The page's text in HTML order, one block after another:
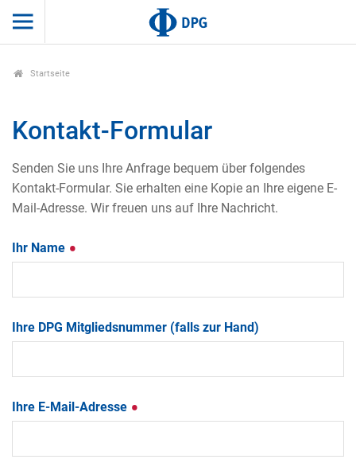
Startseite
Kontakt-Formular
Senden Sie uns Ihre Anfrage bequem über folgendes
Kontakt-Formular. Sie erhalten eine Kopie an Ihre eigene E-
Mail-Adresse. Wir freuen uns auf Ihre Nachricht.
Ihr Name
Ihre DPG Mitgliedsnummer (falls zur Hand)
Ihre E-Mail-Adresse